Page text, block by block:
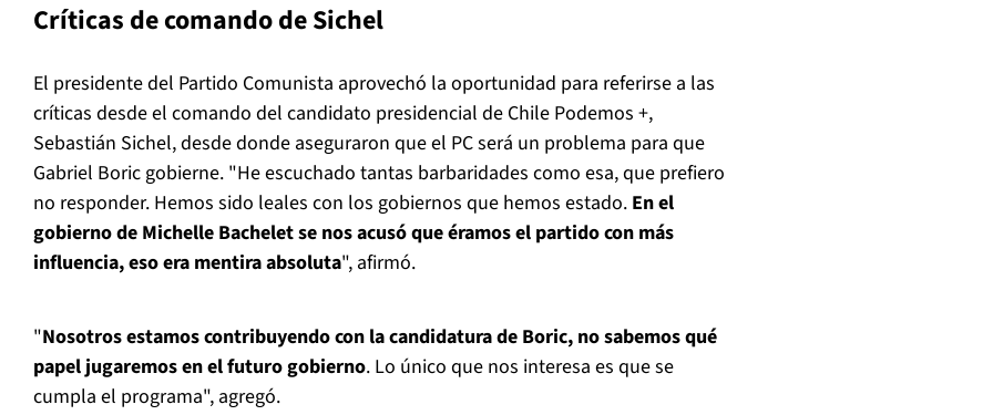
Críticas de comando de Sichel
El presidente del Partido Comunista aprovechó la oportunidad para referirse a las
críticas desde el comando del candidato presidencial de Chile Podemos +,
Sebastián Sichel, desde donde aseguraron que el PC será un problema para que
Gabriel Boric gobierne. "He escuchado tantas barbaridades como esa, que prefiero
no responder. Hemos sido leales con los gobiernos que hemos estado. En el
gobierno de Michelle Bachelet se nos acusó que éramos el partido con más
influencia, eso era mentira absoluta", afirmó.
"Nosotros estamos contribuyendo con la candidatura de Boric, no sabemos qué
papel jugaremos en el futuro gobierno. Lo único que nos interesa es que se
cumpla el programa", agregó.